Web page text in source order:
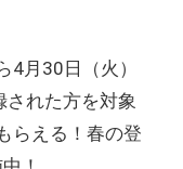
月30日（火）
された方を対象
らえる！春の登